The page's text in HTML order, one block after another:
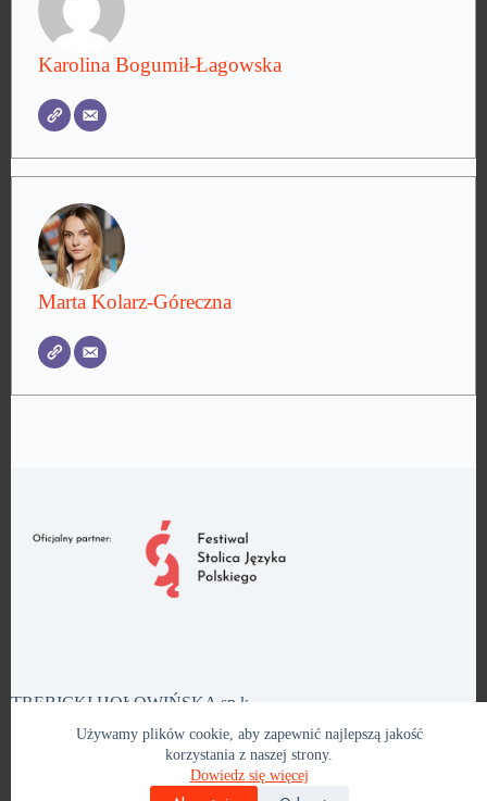
Używamy plików cookie, aby zapewnić najlepszą jakość
korzystania z naszej strony.
Dowiedz się więcej
Karolina Bogumił-Łagowska
Marta Kolarz-Góreczna
TRĘBICKI HOŁOWIŃSKA sp.k.
kancelaria@th.pl
NIP 7011113711, KRS 0001000945